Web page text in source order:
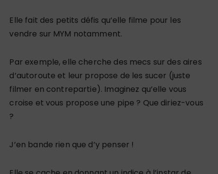
Elle fait des petits défis qu’elle filme pour les
vendre sur MYM notamment.
Par exemple, elle cherche des mecs sur des aires
d’autoroute et leur propose de les sucer (juste
filmer en contrepartie). Imaginez qu’elle vous
croise et vous propose une pipe ? Que diriez-vous
?
J’en bande rien que d’y penser !